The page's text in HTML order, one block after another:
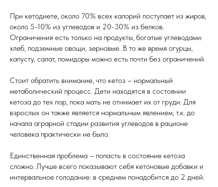
При кетодиете, около 70% всех калорий поступает из жиров,
около 5-10% из углеводов и 20-30% из белков.
Ограничения есть только на продукты, богатые углеводами:
хлеб, подземные овощи, зерновые. В то же время огурцы,
капусту, салат, помидоры можно есть почти без ограничений.
Стоит обратить внимание, что кетоз – нормальный
метаболический процесс. Дети находятся в состоянии
кетоза до тех пор, пока мать не отнимает их от груди. Для
взрослых он также является нормальным явлением, т.к. до
начала аграрной стадии развития углеводов в рационе
человека практически не было.
Единственная проблема – попасть в состояние кетоза
сложно. Лучше всего показывают себя кетоновые добавки и
интервальное голодание: в среднем понадобится до 2 дней.